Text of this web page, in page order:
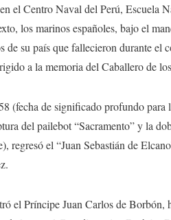
el Centro Naval del Perú, Escuela
los marinos españoles, bajo el
su país que fallecieron durante el
a la memoria del Caballero de
(fecha de significado profundo para
del pailebot “Sacramento” y la
regresó el “Juan Sebastián de
el Príncipe Juan Carlos de Borbón,